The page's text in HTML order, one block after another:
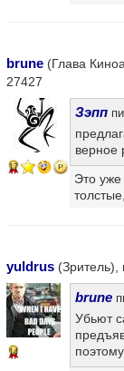
brune (Глава
27427
17
Зэпп
верное
Это уже
yuldrus (Зритель),
14
brune
Убьют